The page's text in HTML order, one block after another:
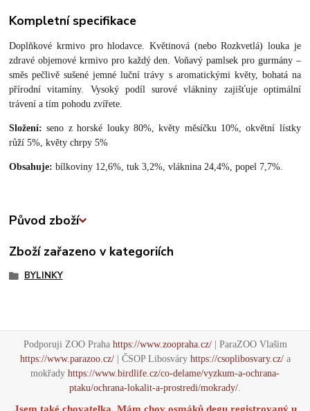
Kompletní specifikace
Doplňkové krmivo pro hlodavce. Květinová (nebo Rozkvetlá) louka je
zdravé objemové krmivo pro každý den. Voňavý pamlsek pro gurmány –
směs pečlivě sušené jemné luční trávy s aromatickými květy, bohatá na
přírodní vitamíny. Vysoký podíl surové vlákniny zajišťuje optimální
trávení a tím pohodu zvířete.
Složení: seno z horské louky 80%, květy měsíčku 10%, okvětní lístky
růží 5%, květy chrpy 5%
Obsahuje: bílkoviny 12,6%, tuk 3,2%, vláknina 24,4%, popel 7,7%.
Původ zboží
Zboží zařazeno v kategoriích
BYLINKY
Podporuji ZOO Praha https://www.zoopraha.cz/| ParaZOO Vlašim
https://www.parazoo.cz/| ČSOP Libosváry https://csoplibosvary.cz/a
mokřady https://www.birdlife.cz/co-delame/vyzkum-a-ochrana-
ptaku/ochrana-lokalit-a-prostredi/mokrady/
Jsem také chovatelka. Mám chov osmáků degu registrovaný u